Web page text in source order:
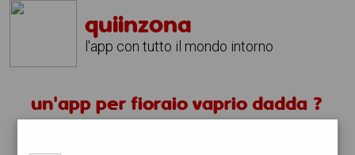
quiinzona
l'app con tutto il mondo intorno
un'app per fioraio vaprio dadda ?